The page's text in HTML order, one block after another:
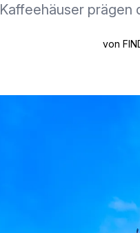
Kaffeehäuser prägen
von